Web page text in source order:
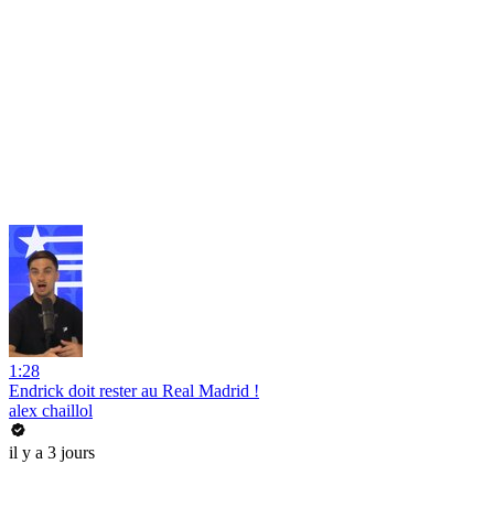
1:28
Endrick doit rester au Real Madrid !
alex chaillol
il y a 3 jours